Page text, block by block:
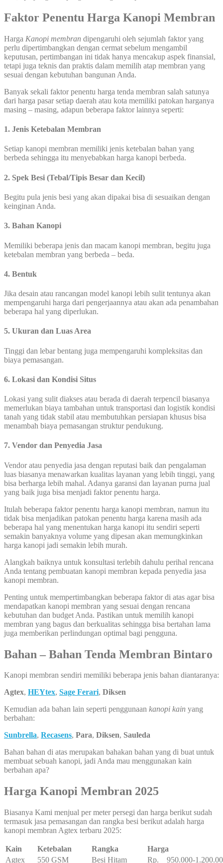
Faktor Penentu Harga Kanopi Membran
Harga Kanopi membran dipengaruhi oleh sejumlah faktor yang
perlu dipertimbangkan dengan cermat sebelum mengambil
keputusan, pertimbangan ini tidak hanya mencakup aspek finansial,
tetapi juga teknis dan praktis dalam memilih atap membran yang
sesuai dengan kebutuhan bangunan Anda.
Banyak sekali faktor penentu harga tenda membran salah satunya
dari harga pasar setiap daerah atau kota memiliki patokan harganya
masing – masing, adapun beberapa faktor lainnya seperti:
1. Jenis Ketebalan Membran
Setiap kanopi membran memiliki jenis ketebalan bahan yang
berbeda sehingga itu menyebabkan harga kanopi berbeda.
2. Spek Besi (Tebal/Tipis Besar dan Kecil)
Begitu pula jenis besi yang akan dipakai bisa di sesuaikan dengan
keinginan Anda.
3. Bahan Kanopi
Memiliki beberapa jenis dan macam kanopi membran, begitu juga
ketebalan membran yang berbeda – beda.
4. Bentuk
Jika desain atau rancangan model kanopi lebih sulit tentunya akan
mempengaruhi harga dari pengerjaannya atau akan ada penambahan
beberapa hal yang diperlukan.
5. Ukuran dan Luas Area
Tinggi dan lebar bentang juga mempengaruhi kompleksitas dan
biaya pemasangan.
6. Lokasi dan Kondisi Situs
Lokasi yang sulit diakses atau berada di daerah terpencil biasanya
memerlukan biaya tambahan untuk transportasi dan logistik kondisi
tanah yang tidak stabil atau membutuhkan persiapan khusus bisa
menambah biaya pemasangan struktur pendukung.
7. Vendor dan Penyedia Jasa
Vendor atau penyedia jasa dengan reputasi baik dan pengalaman
luas biasanya menawarkan kualitas layanan yang lebih tinggi, yang
bisa berharga lebih mahal. Adanya garansi dan layanan purna jual
yang baik juga bisa menjadi faktor penentu harga.
Itulah beberapa faktor penentu harga kanopi membran, namun itu
tidak bisa menjadikan patokan penentu harga karena masih ada
beberapa hal yang menentukan harga kanopi itu sendiri seperti
semakin banyaknya volume yang dipesan akan memungkinkan
harga kanopi jadi semakin lebih murah.
Alangkah baiknya untuk konsultasi terlebih dahulu perihal rencana
Anda tentang pembuatan kanopi membran kepada penyedia jasa
kanopi membran.
Penting untuk mempertimbangkan beberapa faktor di atas agar bisa
mendapatkan kanopi membran yang sesuai dengan rencana
kebutuhan dan budget Anda. Pastikan untuk memilih kanopi
membran yang bagus dan berkualitas sehingga bisa bertahan lama
juga memberikan perlindungan optimal bagi pengguna.
Bahan – Bahan Tenda Membran Bintaro
Kanopi membran sendiri memiliki beberapa jenis bahan diantaranya:
Agtex, HEYtex, Sage Ferari, Diksen
Kemudian ada bahan lain seperti penggunaan kanopi kain yang
berbahan:
Sunbrella, Recasens, Para, Diksen, Sauleda
Bahan bahan di atas merupakan bahakan bahan yang di buat untuk
membuat sebuah kanopi, jadi Anda mau menggunakan kain
berbahan apa?
Harga Kanopi Membran 2025
Biasanya Kami menjual per meter persegi dan harga berikut sudah
termasuk jasa pemasangan dan rangka besi berikut adalah harga
kanopi membran Agtex terbaru 2025:
Kain Ketebalan Rangka
Harga
Agtex
550 GSM Besi Hitam Rp. 950.000-